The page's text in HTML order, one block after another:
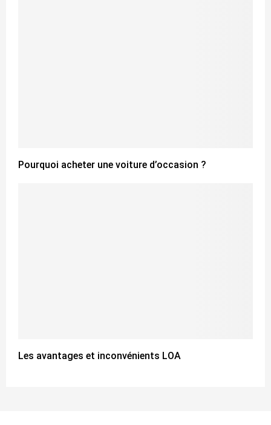
Pourquoi acheter une voiture d’occasion ?
Les avantages et inconvénients LOA